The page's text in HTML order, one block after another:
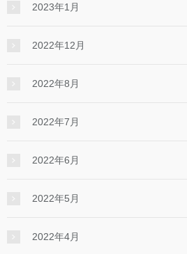
2023年1月
2022年12月
2022年8月
2022年7月
2022年6月
2022年5月
2022年4月